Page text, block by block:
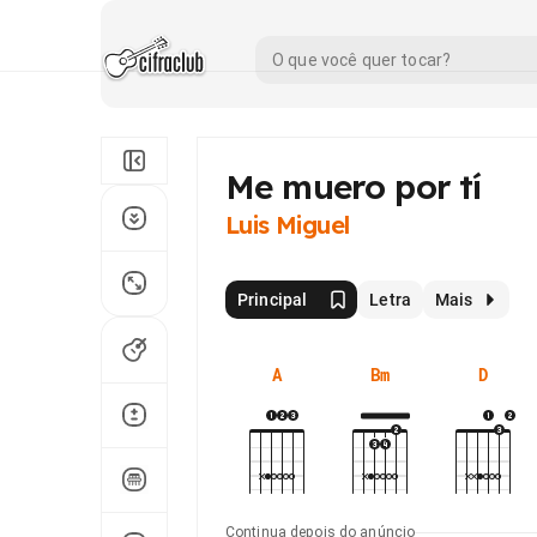
Me muero por tí
Luis Miguel
Principal Letra Mais
A Bm D
Continua depois do anúncio